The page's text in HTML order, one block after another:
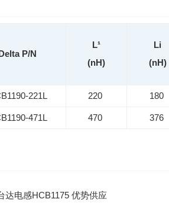
P/N
L¹
(nH)
Li
(nH)
221L 220 180
471L 470 376
达电感HCB1175 优势供应